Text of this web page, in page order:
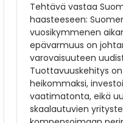
Tehtävä vastaa
haasteeseen:
vuosikymmenen
epävarmuus on
varovaisuuteen
Tuottavuuskehitys
heikommaksi,
vaatimatonta, eikä
skaalautuvien